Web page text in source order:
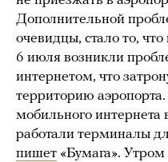
Дополнительной
очевидцы, стало то,
6 июля возникли
интернетом, что
территорию
мобильного интернета
работали терминалы
пишет «Бумага».